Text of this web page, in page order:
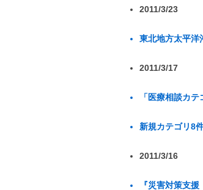
2011/3/23
東北地方太平洋
2011/3/17
「医療相談カ
新規カテゴリ8
2011/3/16
『災害対策支